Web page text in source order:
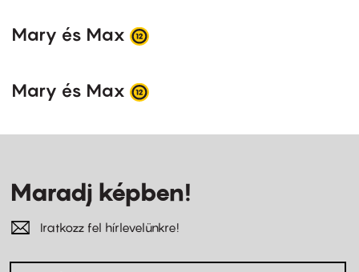
Mary és Max
Mary és Max
Maradj képben!
Iratkozz fel hírlevelünkre!